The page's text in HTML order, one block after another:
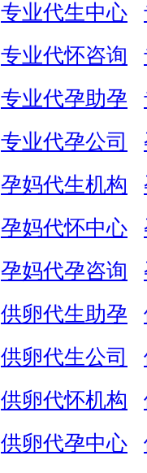
专业代生中心
专业代怀咨询
专业代孕助孕
专业代孕公司
孕妈代生机构
孕妈代怀中心
孕妈代孕咨询
供卵代生助孕
供卵代生公司
供卵代怀机构
供卵代孕中心